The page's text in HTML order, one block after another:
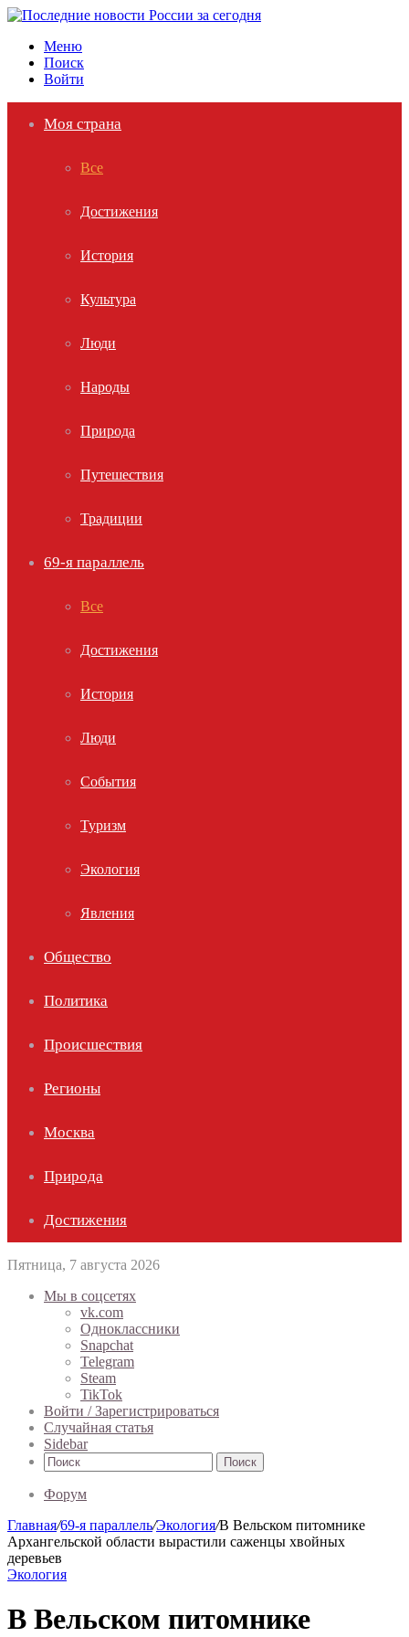
Меню
Поиск
Войти
Моя страна
Все
Достижения
История
Культура
Люди
Народы
Природа
Путешествия
Традиции
69-я параллель
Все
Достижения
История
Люди
События
Туризм
Экология
Явления
Общество
Политика
Происшествия
Регионы
Москва
Природа
Достижения
Пятница, 7 августа 2026
Мы в соцсетях
vk.com
Одноклассники
Snapchat
Telegram
Steam
TikTok
Войти / Зарегистрироваться
Случайная статья
Sidebar
Поиск
Форум
Главная/69-я параллель/Экология/В Вельском питомнике
Архангельской области вырастили саженцы хвойных
деревьев
Экология
В Вельском питомнике